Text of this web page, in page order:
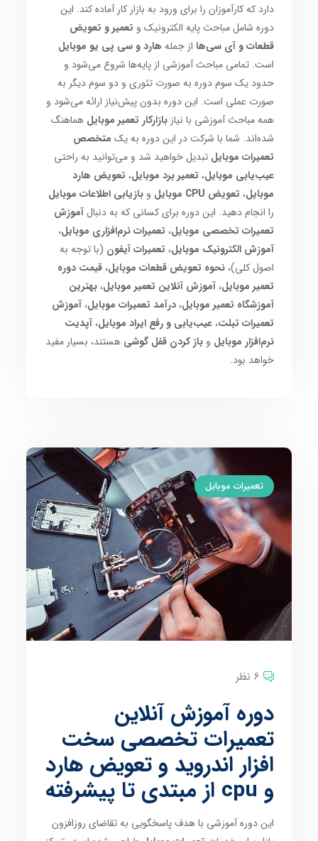
دارد که کارآموزان را برای ورود به بازار کار آماده کند. این
دوره شامل مباحث پایه الکترونیک و تعمیر و تعویض
قطعات و آی سی‌ها از جمله هارد و سی پی یو موبایل
است. تمامی مباحث آموزشی از پایه‌ها شروع می‌شود و
حدود یک سوم دوره به صورت تئوری و دو سوم دیگر به
صورت عملی است. این دوره بدون پیش‌نیاز ارائه می‌شود و
همه مباحث آموزشی با نیازبازارکار تعمیر موبایل هماهنگ
شده‌اند. شما با شرکت در این دوره به یک متخصص
تعمیرات موبایل تبدیل خواهید شد و می‌توانید به راحتی
عیب‌یابی موبایل، تعمیر برد موبایل، تعویض هارد
موبایل، تعویض CPU موبایل وبازیابی اطلاعات موبایل
را انجام دهید. این دوره برای کسانی که به دنبالآموزش
تعمیرات تخصصی موبایل، تعمیرات نرم‌افزاری موبایل،
آموزش الکترونیک موبایل، تعمیرات آیفون (با توجه به
اصول کلی)،نحوه تعویض قطعات موبایل،قیمت دوره
تعمیر موبایل،آموزش آنلاین تعمیر موبایل،بهترین
آموزشگاه تعمیر موبایل،درآمد تعمیرات موبایل،آموزش
تعمیرات تبلت،عیب‌یابی و رفع ایراد موبایل،آپدیت
نرم‌افزار موبایل وباز کردن قفل گوشی هستند، بسیار مفید
خواهد بود.
تعمیرات موبایل
6 نظر
دوره آموزش آنلاین
تعمیرات تخصصی سخت
افزار اندروید و تعویض هارد
و cpu از مبتدی تا پیشرفته
این دوره آموزشی با هدف پاسخگویی به تقاضای روزافزون